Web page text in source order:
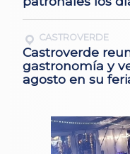
CASTROVERDE
Castroverde
gastronomía y
agosto en su